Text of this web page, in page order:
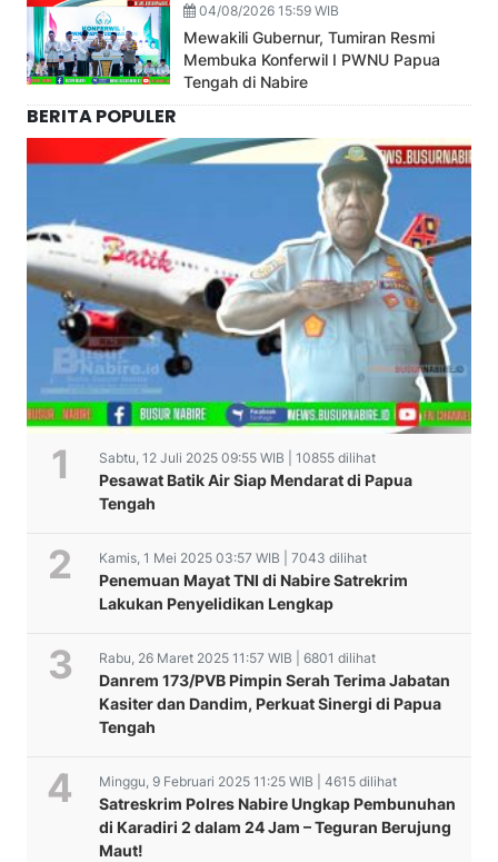
04/08/2026 15:59 WIB
Mewakili Gubernur, Tumiran Resmi
Membuka Konferwil I PWNU Papua
Tengah di Nabire
BERITA POPULER
Sabtu, 12 Juli 2025 09:55 WIB | 10855 dilihat
Pesawat Batik Air Siap Mendarat di Papua
Tengah
Kamis, 1 Mei 2025 03:57 WIB | 7043 dilihat
Penemuan Mayat TNI di Nabire Satrekrim
Lakukan Penyelidikan Lengkap
Rabu, 26 Maret 2025 11:57 WIB | 6801 dilihat
Danrem 173/PVB Pimpin Serah Terima Jabatan
Kasiter dan Dandim, Perkuat Sinergi di Papua
Tengah
Minggu, 9 Februari 2025 11:25 WIB | 4615 dilihat
Satreskrim Polres Nabire Ungkap Pembunuhan
di Karadiri 2 dalam 24 Jam – Teguran Berujung
Maut!